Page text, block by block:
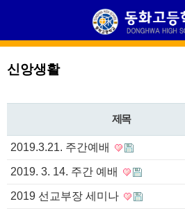
신앙생활
제목
2019.3.21. 주간예배
2019. 3. 14. 주간 예배
2019 선교부장 세미나